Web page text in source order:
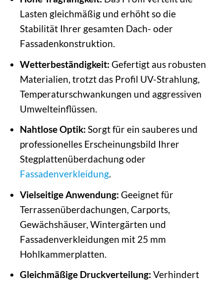
Lasten gleichmäßig und erhöht so die
Stabilität Ihrer gesamten Dach- oder
Fassadenkonstruktion.
Wetterbeständigkeit: Gefertigt aus robusten
Materialien, trotzt das Profil UV-Strahlung,
Temperaturschwankungen und aggressiven
Umwelteinflüssen.
Nahtlose Optik: Sorgt für ein sauberes und
professionelles Erscheinungsbild Ihrer
Stegplattenüberdachung oder
Fassadenverkleidung.
Vielseitige Anwendung: Geeignet für
Terrassenüberdachungen, Carports,
Gewächshäuser, Wintergärten und
Fassadenverkleidungen mit 25 mm
Hohlkammerplatten.
Gleichmäßige Druckverteilung: Verhindert